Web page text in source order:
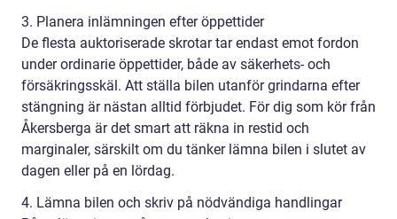
3. Planera inlämningen efter öppettider
De flesta auktoriserade skrotar tar endast emot fordon
under ordinarie öppettider, både av säkerhets- och
försäkringsskäl. Att ställa bilen utanför grindarna efter
stängning är nästan alltid förbjudet. För dig som kör från
Åkersberga är det smart att räkna in restid och
marginaler, särskilt om du tänker lämna bilen i slutet av
dagen eller på en lördag.
4. Lämna bilen och skriv på nödvändiga handlingar